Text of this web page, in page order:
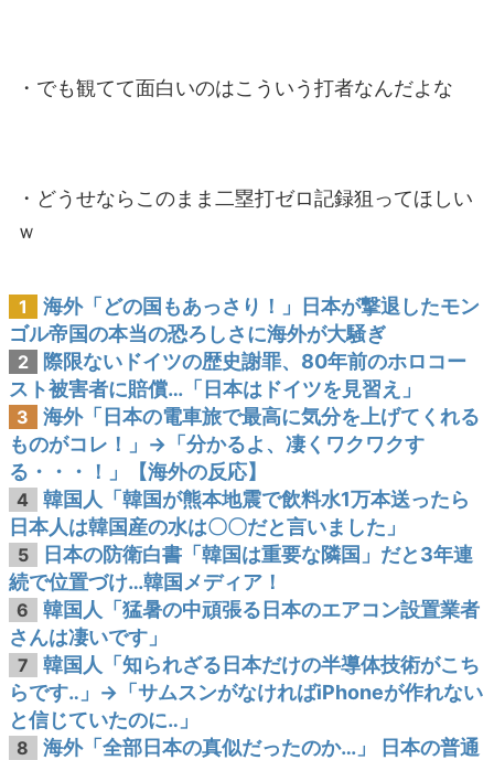
・でも観てて面白いのはこういう打者なんだよな
・どうせならこのまま二塁打ゼロ記録狙ってほしい
ｗ
1
海外「どの国もあっさり！」日本が撃退したモン
ゴル帝国の本当の恐ろしさに海外が大騒ぎ
2
際限ないドイツの歴史謝罪、80年前のホロコー
スト被害者に賠償…「日本はドイツを見習え」
3
海外「日本の電車旅で最高に気分を上げてくれる
ものがコレ！」→「分かるよ、凄くワクワクす
る・・・！」【海外の反応】
4
韓国人「韓国が熊本地震で飲料水1万本送ったら
日本人は韓国産の水は〇〇だと言いました」
5
日本の防衛白書「韓国は重要な隣国」だと3年連
続で位置づけ…韓国メディア！
6
韓国人「猛暑の中頑張る日本のエアコン設置業者
さんは凄いです」
7
韓国人「知られざる日本だけの半導体技術がこち
らです‥」→「サムスンがなければiPhoneが作れない
と信じていたのに‥」
8
海外「全部日本の真似だったのか…」 日本の普通